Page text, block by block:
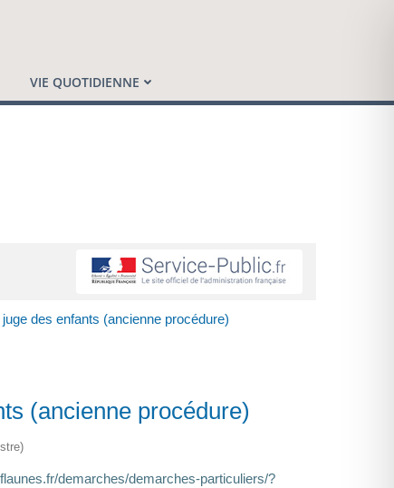
VIE QUOTIDIENNE
des enfants (ancienne procédure)
(ancienne procédure)
demarches/demarches-particuliers/?